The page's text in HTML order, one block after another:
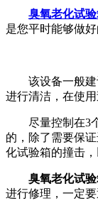
臭氧老化试
是您平时能够做好
该设备一般建议
进行清洁，在使
尽量控制在3个
的，除了需要保
化试验箱的撞击
臭氧老化试
进行修理，一定